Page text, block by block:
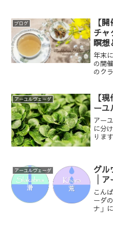
ブログ
【
チャ
瞑想
年末
の開
のク
アーユルヴェーダ
【
ーユ
アー
に分
りま
アーユルヴェーダ
グル
│
こん
ーダ
ナ」